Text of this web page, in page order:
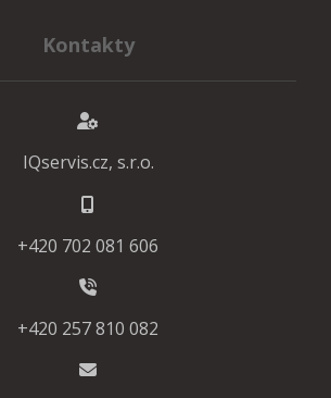
Kontakty
IQservis.cz, s.r.o.
+420 702 081 606
+420 257 810 082